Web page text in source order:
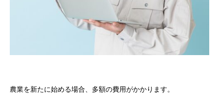
農業を新たに始める場合、多額の費用がかかります。